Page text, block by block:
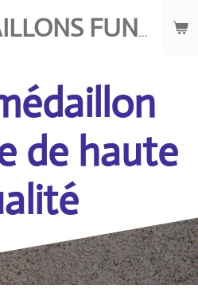
MÉDAILLONS FUNÉRAIRES
de haute